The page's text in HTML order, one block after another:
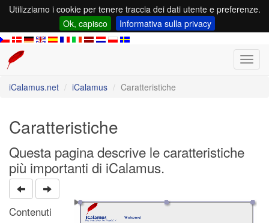
Utilizziamo i cookie per tenere traccia dei dati utente e preferenze.
Ok, capisco
Informativa sulla privacy
iCalamus.net
iCalamus Caratteristiche
Caratteristiche
Questa pagina descrive le caratteristiche
più importanti di iCalamus.
Contenuti